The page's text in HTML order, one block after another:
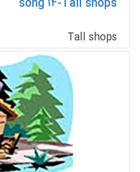
song ۱۴-Tall shops
Tall shops